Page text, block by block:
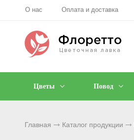
О нас Оплата и доставка
Цветы Повод
Главная Каталог продукции